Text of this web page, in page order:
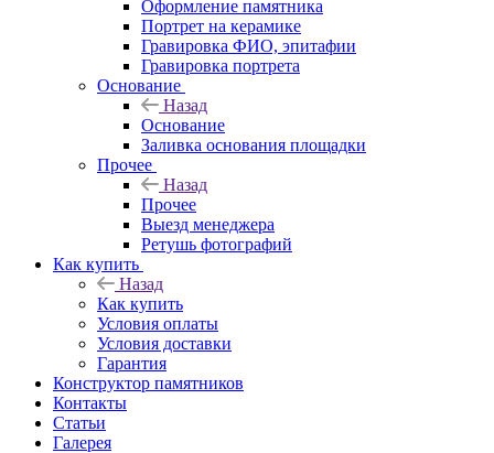
Оформление памятника
Портрет на керамике
Гравировка ФИО, эпитафии
Гравировка портрета
Основание
Назад
Основание
Заливка основания площадки
Прочее
Назад
Прочее
Выезд менеджера
Ретушь фотографий
Как купить
Назад
Как купить
Условия оплаты
Условия доставки
Гарантия
Конструктор памятников
Контакты
Статьи
Галерея